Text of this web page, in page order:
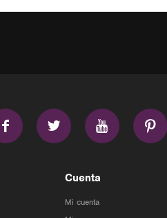
   
Cuenta
Mi cuenta